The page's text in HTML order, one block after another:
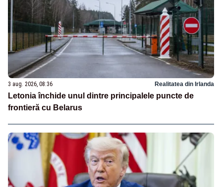
3 aug. 2026, 08:36 Realitatea din Irlanda
Letonia închide unul dintre principalele puncte de
frontieră cu Belarus